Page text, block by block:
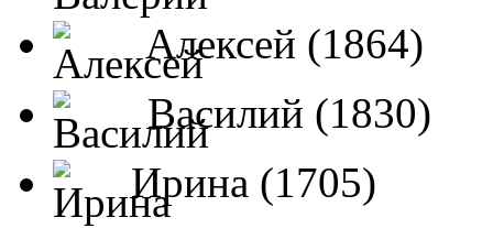
Алексей (1864)
Василий (1830)
Ирина (1705)